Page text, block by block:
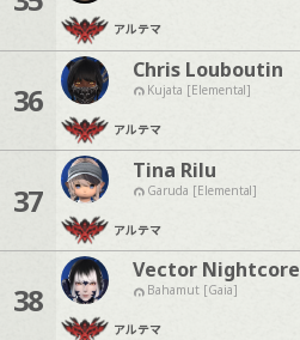
アルテマ
36
Chris Louboutin
Kujata [Elemental]
アルテマ
37
Tina Rilu
Garuda [Elemental]
アルテマ
38
Vector Nightcore
Bahamut [Gaia]
アルテマ